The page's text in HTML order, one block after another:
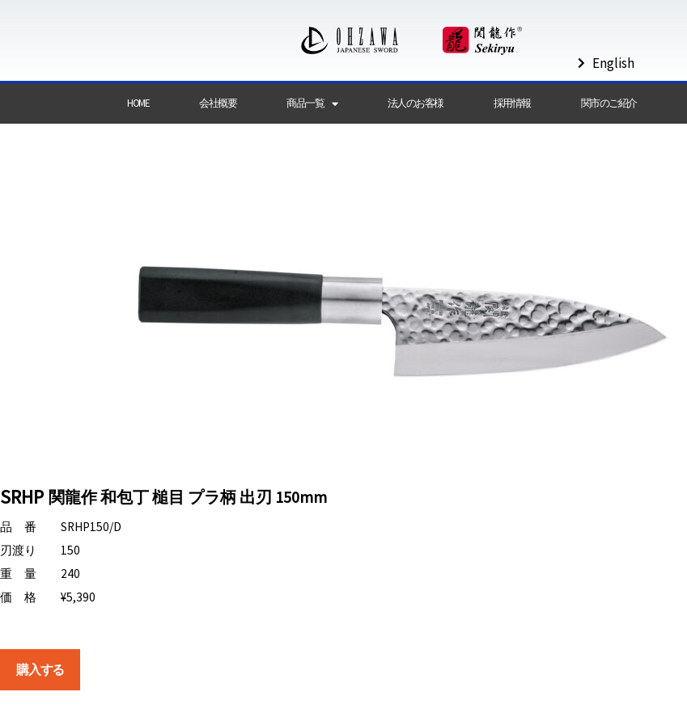
English
HOME 会社概要 商品一覧 法人のお客様 採用情報 関市のご紹介
SRHP 関龍作 和包丁 槌目 プラ柄 出刃 150mm
品 番
刃渡り
重 量
価 格
SRHP150/D
150
240
¥5,390
購入する